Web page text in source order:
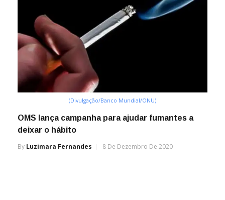
(Divulgação/Banco Mundial/ONU)
OMS lança campanha para ajudar fumantes a
deixar o hábito
By Luzimara Fernandes 8 De Dezembro De 2020